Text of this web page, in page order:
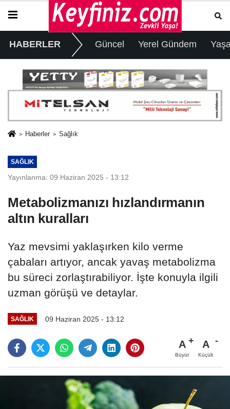
HABERLER Güncel Yerel Gündem
Haberler Sağlık
SAĞLIK
Yayınlanma: 09 Haziran 2025 - 13:12
Metabolizmanızı hızlandırmanın
altın kuralları
Yaz mevsimi yaklaşırken kilo verme
çabaları artıyor, ancak yavaş metabolizma
bu süreci zorlaştırabiliyor. İşte konuyla ilgili
uzman görüşü ve detaylar.
SAĞLIK 09 Haziran 2025 - 13:12
A
Büyüt
A
Küçült